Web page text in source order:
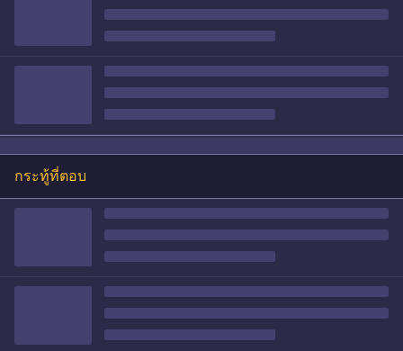
กระทู้ที่ตอบ